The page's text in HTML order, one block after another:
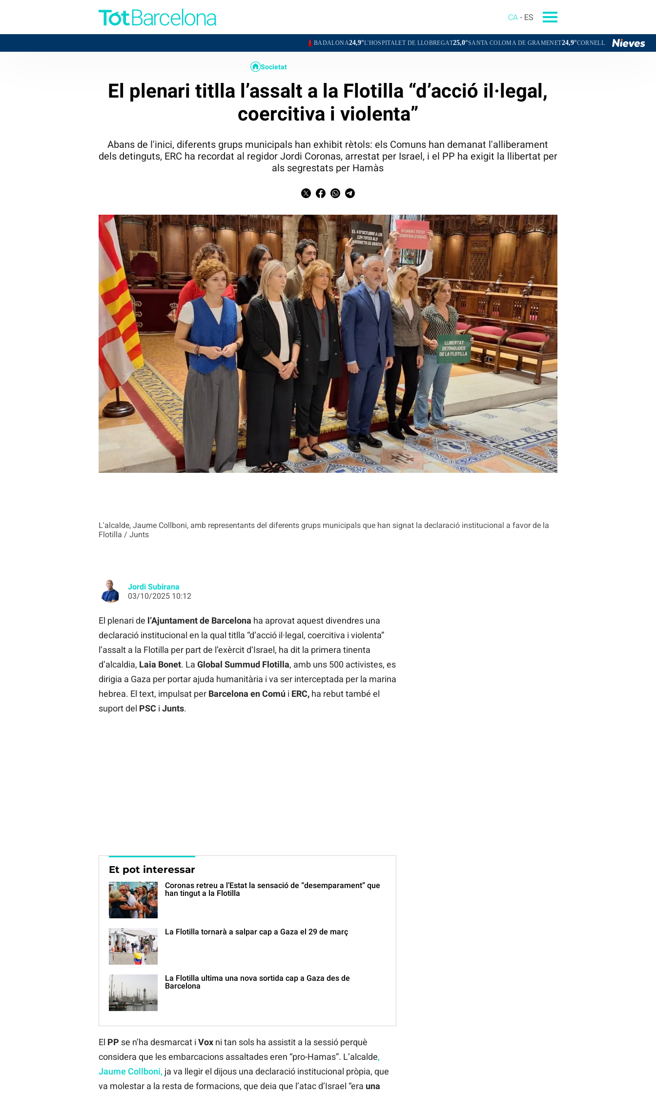
CA ES
L'HOSPITALET DE LLOBREGAT25,0°SANTA COLOMA DE GRAMENET24,9°CORNELLÀ DE LLOBREGAT23,7°SANT BOI DE
L'alcalde, Jaume Collboni, amb representants del diferents grups municipals que han signat la declaració institucional a favor de la
Flotilla / Junts
Societat
El plenari titlla l’assalt a la Flotilla “d’acció il·legal,
coercitiva i violenta”
Abans de l'inici, diferents grups municipals han exhibit rètols: els Comuns han demanat l'alliberament
dels detinguts, ERC ha recordat al regidor Jordi Coronas, arrestat per Israel, i el PP ha exigit la llibertat per
als segrestats per Hamàs
Jordi Subirana
03/10/2025 10:12
El plenari de l’Ajuntament de Barcelona ha aprovat aquest divendres una
declaració institucional en la qual titlla “d’acció il·legal, coercitiva i violenta”
l’assalt a la Flotilla per part de l’exèrcit d’Israel, ha dit la primera tinenta
d’alcaldia, Laia Bonet. La Global Summud Flotilla, amb uns 500 activistes, es
dirigia a Gaza per portar ajuda humanitària i va ser interceptada per la marina
hebrea. El text, impulsat per Barcelona en Comú i ERC,ha rebut també el
suport del PSC i Junts.
Et pot interessar
Coronas retreu a l’Estat la sensació de “desemparament” que
han tingut a la Flotilla
La Flotilla tornarà a salpar cap a Gaza el 29 de març
La Flotilla ultima una nova sortida cap a Gaza des de
Barcelona
El PP se n’ha desmarcat i Voxni tan sols ha assistit a la sessió perquè
considera que les embarcacions assaltades eren “pro-Hamas”. L’alcalde,
Jaume Collboni, ja va llegir el dijous una declaració institucional pròpia, que
va molestar a la resta de formacions, que deia que l’atac d’Israel “era una